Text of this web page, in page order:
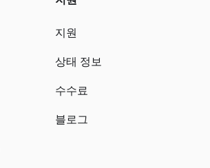
지원
상태 정보
수수료
블로그